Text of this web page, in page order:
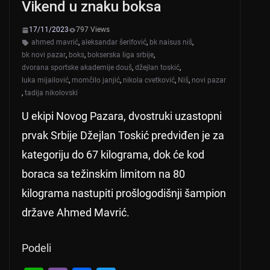
p
o
k
Vikend u znaku boksa
17/11/2023
797 Views
ahmed mavrić, aleksandar šerifović, bk naisus niš,
bk novi pazar, boks, bokserska liga srbije,
dvorana sportske akademije douš, džejlan toskić,
luka mijailović, momčilo janjić, nikola cvetković, Niš, novi pazar
, tadija nikolovski
U ekipi Novog Pazara, dvostruki uzastopni
prvak Srbije Džejlan Toskić predviđen je za
kategoriju do 67 kilograma, dok će kod
boraca sa težinskim limitom na 80
kilograma nastupiti prošlogodišnji šampion
države Ahmed Mavrić.
Podeli